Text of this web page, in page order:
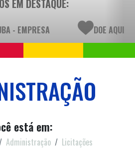
EM DESTAQUE:
- EMPRESA DOE AQUI
está em:
Administração
Licitações